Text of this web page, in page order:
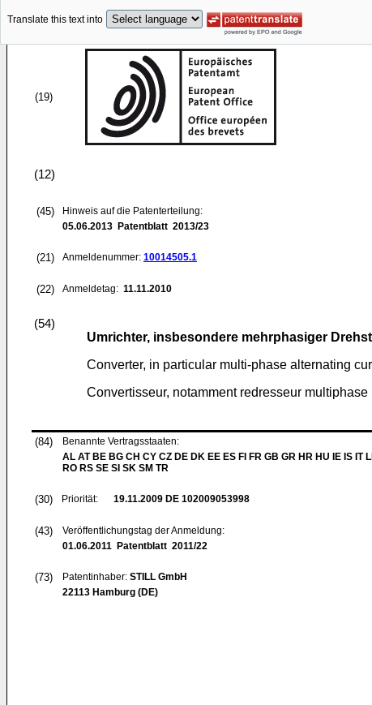
Translate this text into
(19)
(12)
(45)
Hinweis auf die Patenterteilung:
05.06.2013 Patentblatt 2013/23
(21) Anmeldenummer: 10014505.1
(22) Anmeldetag: 11.11.2010
(54)
Umrichter, insbesondere mehrphasiger
Converter, in particular multi-phase alternating
Convertisseur, notamment redresseur multiphase
(84)
Benannte Vertragsstaaten:
AL AT BE BG CH CY CZ DE DK EE ES FI FR GB GR HR HU IE IS IT
RO RS SE SI SK SM TR
(30) Priorität: 19.11.2009 DE 102009053998
(43)
Veröffentlichungstag der Anmeldung:
01.06.2011 Patentblatt 2011/22
(73) Patentinhaber: STILL GmbH
22113 Hamburg (DE)